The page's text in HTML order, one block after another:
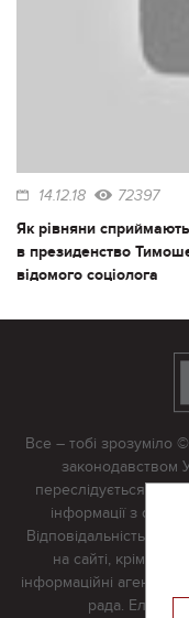
14.12.18 72397
Як рівняни
в президенство
відомого соціолога
Все – тобі зрозуміло
законодавством
переслідується в
інформації з сайту
Відповідальність за
на сайті, крім
інформаційні
рада.